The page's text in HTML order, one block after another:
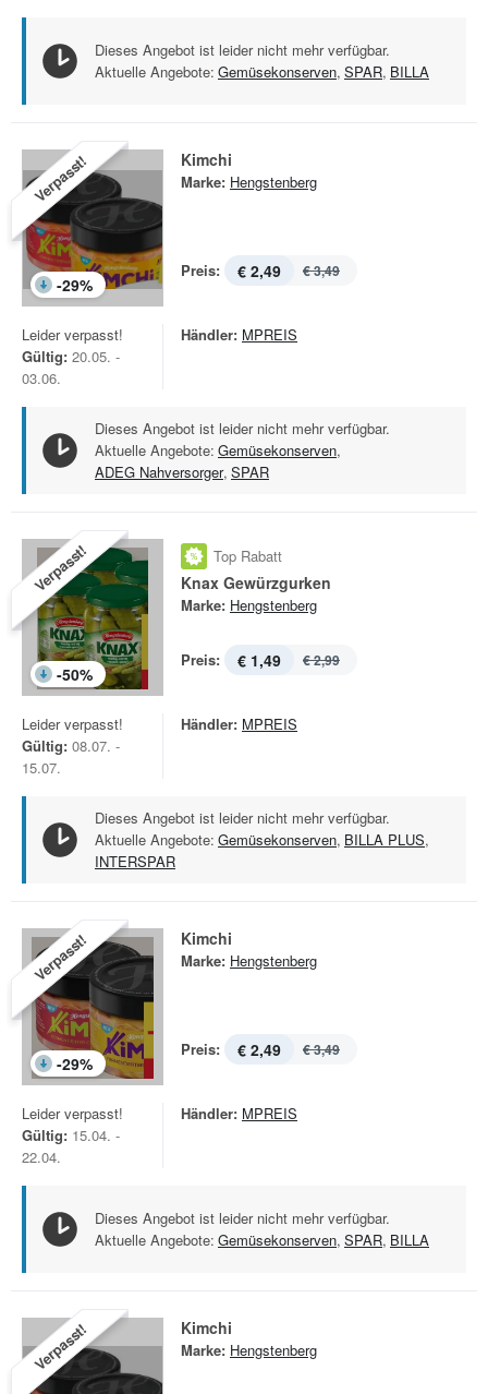
Dieses Angebot ist leider nicht mehr verfügbar.
Aktuelle Angebote: Gemüsekonserven, SPAR, BILLA
Verpasst!
-29%
Kimchi
Marke: Hengstenberg
Preis: € 2,49 € 3,49
Leider verpasst!
Gültig: 20.05. -
03.06.
Händler: MPREIS
Dieses Angebot ist leider nicht mehr verfügbar.
Aktuelle Angebote: Gemüsekonserven,
ADEG Nahversorger, SPAR
Verpasst!
-50%
Top Rabatt
Knax Gewürzgurken
Marke: Hengstenberg
Preis: € 1,49 € 2,99
Leider verpasst!
Gültig: 08.07. -
15.07.
Händler: MPREIS
Dieses Angebot ist leider nicht mehr verfügbar.
Aktuelle Angebote: Gemüsekonserven, BILLA PLUS,
INTERSPAR
Verpasst!
-29%
Kimchi
Marke: Hengstenberg
Preis: € 2,49 € 3,49
Leider verpasst!
Gültig: 15.04. -
22.04.
Händler: MPREIS
Dieses Angebot ist leider nicht mehr verfügbar.
Aktuelle Angebote: Gemüsekonserven, SPAR, BILLA
Verpasst! Kimchi
Marke: Hengstenberg